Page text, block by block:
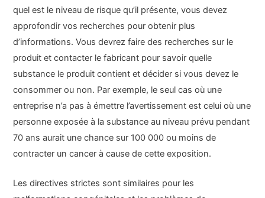
quel est le niveau de risque qu’il présente, vous devez
approfondir vos recherches pour obtenir plus
d’informations. Vous devrez faire des recherches sur le
produit et contacter le fabricant pour savoir quelle
substance le produit contient et décider si vous devez le
consommer ou non. Par exemple, le seul cas où une
entreprise n’a pas à émettre l’avertissement est celui où une
personne exposée à la substance au niveau prévu pendant
70 ans aurait une chance sur 100 000 ou moins de
contracter un cancer à cause de cette exposition.
Les directives strictes sont similaires pour les